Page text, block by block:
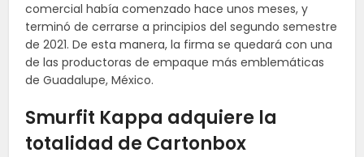
comercial había comenzado hace unos meses, y
terminó de cerrarse a principios del segundo semestre
de 2021. De esta manera, la firma se quedará con una
de las productoras de empaque más emblemáticas
de Guadalupe, México.
Smurfit Kappa adquiere la
totalidad de Cartonbox